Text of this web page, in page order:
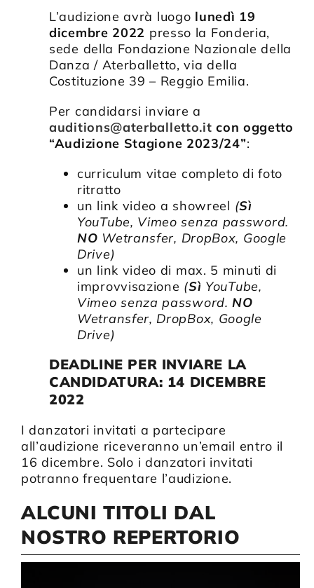
L’audizione avrà luogo lunedì 19
dicembre 2022 presso la Fonderia,
sede della Fondazione Nazionale della
Danza / Aterballetto, via della
Costituzione 39 – Reggio Emilia.
Per candidarsi inviare a
auditions@aterballetto.it con oggetto
“Audizione Stagione 2023/24”:
curriculum vitae completo di foto
ritratto
un link video a showreel (Sì
YouTube, Vimeo senza password.
NO Wetransfer, DropBox, Google
Drive)
un link video di max. 5 minuti di
improvvisazione (Sì YouTube,
Vimeo senza password.NO
Wetransfer, DropBox, Google
Drive)
DEADLINE PER INVIARE LA
CANDIDATURA: 14 DICEMBRE
2022
I danzatori invitati a partecipare
all’audizione riceveranno un’email entro il
16 dicembre. Solo i danzatori invitati
potranno frequentare l’audizione.
ALCUNI TITOLI DAL
NOSTRO REPERTORIO